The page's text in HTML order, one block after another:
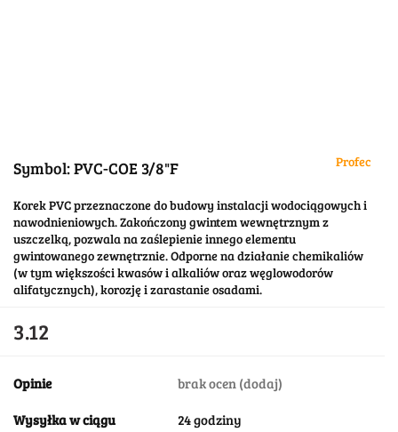
Symbol:PVC-COE 3/8"F Profec
Korek PVC przeznaczone do budowy instalacji wodociągowych i
nawodnieniowych. Zakończony gwintem wewnętrznym z
uszczelką, pozwala na zaślepienie innego elementu
gwintowanego zewnętrznie. Odporne na działanie chemikaliów
(w tym większości kwasów i alkaliów oraz węglowodorów
alifatycznych), korozję i zarastanie osadami.
3.12
Opinie brak ocen (dodaj)
Wysyłka w ciągu 24 godziny